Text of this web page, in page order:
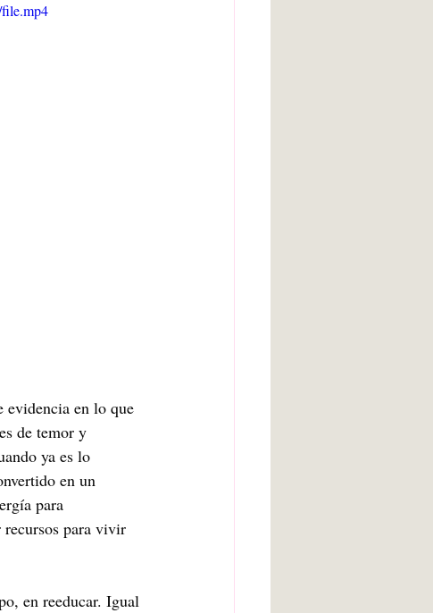
evidencia en lo que
de temor y
ya es lo
en un
para
recursos para vivir
en reeducar. Igual